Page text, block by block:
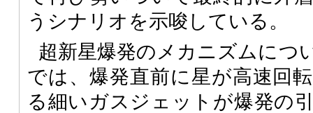
うシナリオを示唆している。
超新星爆発のメカニズムにつ
では、爆発直前に星が高速回
る細いガスジェットが爆発の